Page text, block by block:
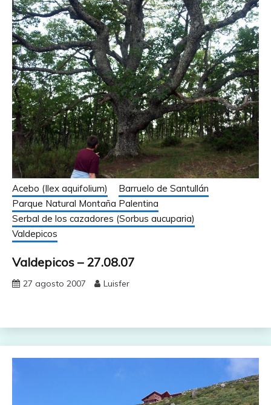
Acebo (Ilex aquifolium)
Barruelo de Santullán
Parque Natural Montaña Palentina
Serbal de los cazadores (Sorbus aucuparia)
Valdepicos
Valdepicos – 27.08.07
27 agosto 2007 Luisfer